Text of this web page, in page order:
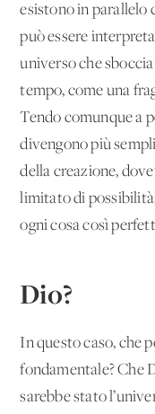
esistono in parallelo
può essere
universo che
tempo, come una
Tendo comunque a
divengono più
della creazione,
limitato di
ogni cosa così
Dio?
In questo caso, che
fondamentale? Che
sarebbe stato